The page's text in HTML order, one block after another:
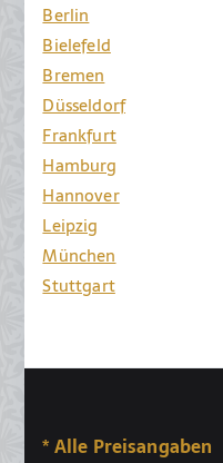
Berlin
Bielefeld
Bremen
Düsseldorf
Frankfurt
Hamburg
Hannover
Leipzig
München
Stuttgart
* Alle Preisangaben